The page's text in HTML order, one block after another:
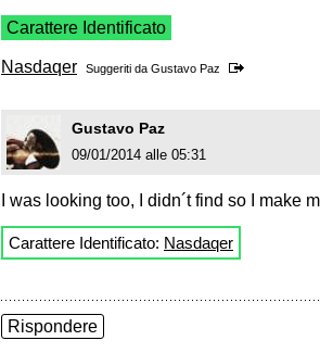
Carattere Identificato
Nasdaqer Suggeriti da Gustavo Paz
Gustavo Paz
09/01/2014 alle 05:31
I was looking too, I didn´t find so I make
Carattere Identificato: Nasdaqer
Rispondere